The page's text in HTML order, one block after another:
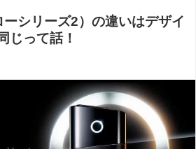
シリーズ2）の違いはデザイ
じって話！